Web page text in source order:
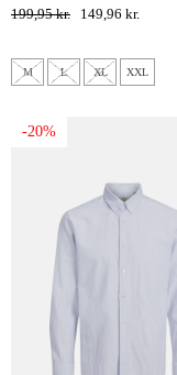
199,95 kr.
149,96 kr.
M L XL XXL
-20%